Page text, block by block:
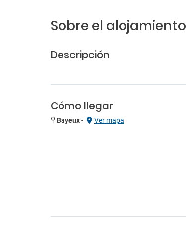
Sobre el alojamiento
Descripción
Cómo llegar
Bayeux- Ver mapa